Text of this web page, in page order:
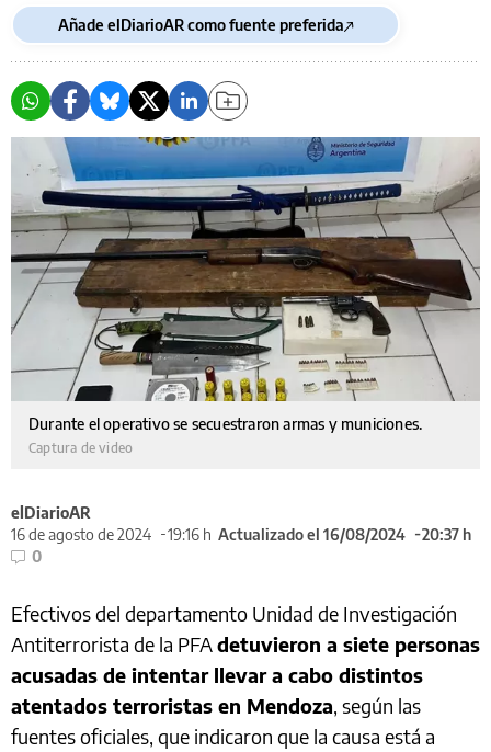
Añade elDiarioAR como fuente preferida
Durante el operativo se secuestraron armas y municiones.
Captura de video
elDiarioAR
16 de agosto de 2024
19:16 h Actualizado el 16/08/2024
20:37 h
0
Efectivos del departamento Unidad de Investigación
Antiterrorista de la PFAdetuvieron a siete personas
acusadas de intentar llevar a cabo distintos
atentados terroristas en Mendoza, según las
fuentes oficiales, que indicaron que la causa está a